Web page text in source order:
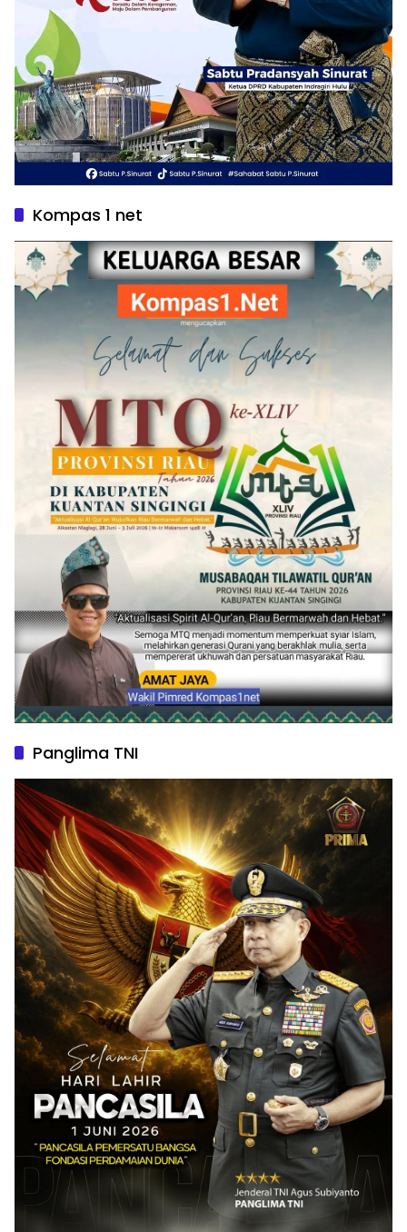
Kompas 1 net
Panglima TNI